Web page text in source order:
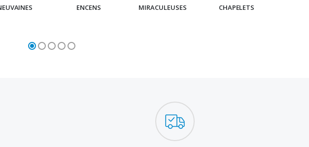
ENCENS MIRACULEUSES CHAPELETS